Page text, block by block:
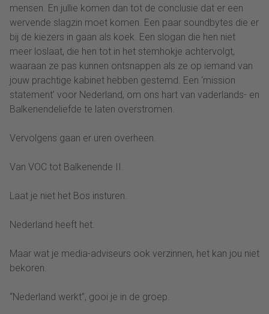
mensen. En jullie komen dan tot de conclusie dat er een
wervende slagzin moet komen. Een paar soundbytes die er
bij de kiezers in gaan als koek. Een slogan die hen niet
meer loslaat, die hen tot in het stemhokje achtervolgt,
waaraan ze pas kunnen ontsnappen als ze op iemand van
jouw prachtige kabinet hebben gestemd. Een ‘mission
statement’ voor Nederland, om ons hart van vaderlands- en
Balkenendeliefde te laten overstromen.
Vervolgens gaan er uren overheen.
Van VOC tot Balkenende II.
Laat je niet het Bos insturen.
Nederland heeft het.
Maar wat je media-adviseurs ook verzinnen, het kan jou niet
bekoren.
“Nederland werkt”, gooi je in de groep.